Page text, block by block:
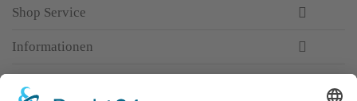
Shop Service
Informationen